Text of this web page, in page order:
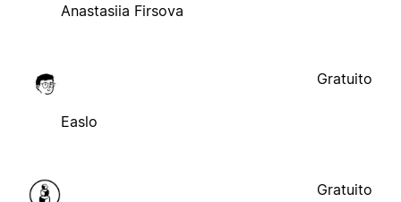
Anastasiia Firsova
Easlo
Gratuito
Gratuito